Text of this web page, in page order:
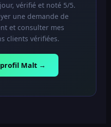
vérifié et noté 5/5.
une demande de
et consulter mes
clients vérifiées.
Malt →